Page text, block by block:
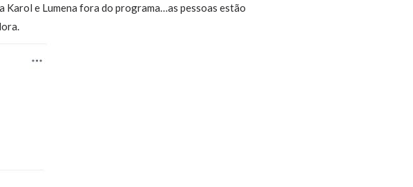
Karol e Lumena fora do programa…as pessoas estão